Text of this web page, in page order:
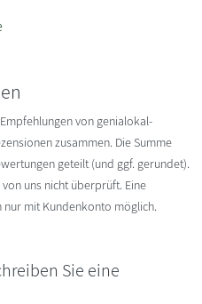
von genialokal-
zusammen. Die Summe
geteilt (und ggf. gerundet).
uns nicht überprüft. Eine
mit Kundenkonto möglich.
Sie eine